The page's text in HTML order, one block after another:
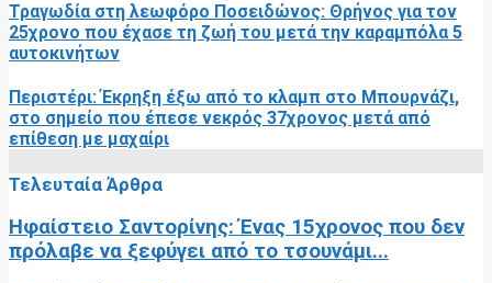
Τραγωδία στη λεωφόρο Ποσειδώνος: Θρήνος για τον
25χρονο που έχασε τη ζωή του μετά την καραμπόλα 5
αυτοκινήτων
Περιστέρι: Έκρηξη έξω από το κλαμπ στο Μπουρνάζι,
στο σημείο που έπεσε νεκρός 37χρονος μετά από
επίθεση με μαχαίρι
Τελευταία Άρθρα
Ηφαίστειο Σαντορίνης: Ένας 15χρονος που δεν
πρόλαβε να ξεφύγει από το τσουνάμι...